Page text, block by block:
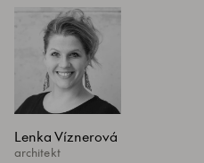
Lenka Víznerová
architekt